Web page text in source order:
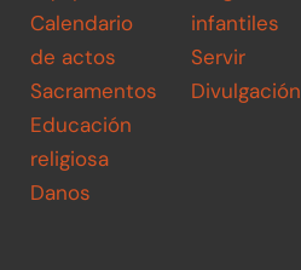
Calendario
de actos
Sacramentos
Educación
religiosa
Danos
infantiles
Servir
Divulgación